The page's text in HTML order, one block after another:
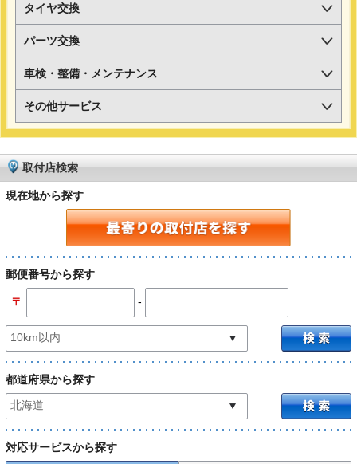
タイヤ交換
パーツ交換
車検・整備・メンテナンス
その他サービス
取付店検索
現在地から探す
郵便番号から探す
〒 -
都道府県から探す
対応サービスから探す